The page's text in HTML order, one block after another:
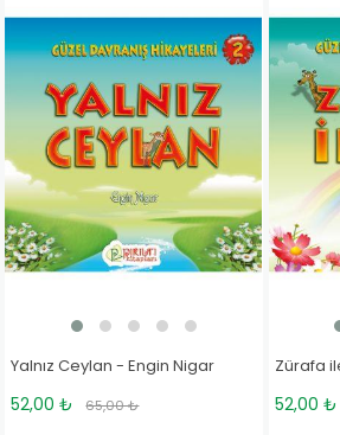
Yalnız Ceylan - Engin Nigar
52,00 ₺ 65,00 ₺
Zürafa
52,00 ₺